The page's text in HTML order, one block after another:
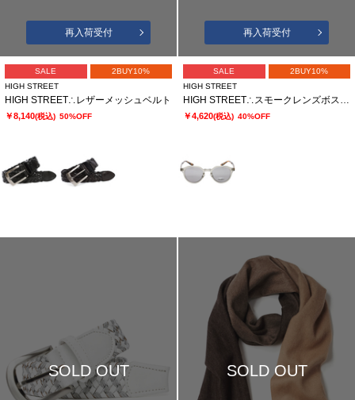
再入荷受付
SALE
2BUY10%
HIGH STREET
HIGH STREET∴レザーメッシュベルト
￥8,140(税込) 50%OFF
再入荷受付
SALE
2BUY10%
HIGH STREET
￥4,620(税込) 40%OFF
SOLD OUT SOLD OUT